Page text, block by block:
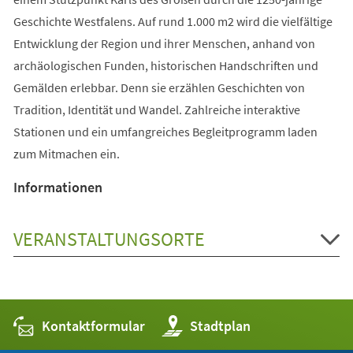
Geschichte Westfalens. Auf rund 1.000 m2 wird die vielfältige
Entwicklung der Region und ihrer Menschen, anhand von
archäologischen Funden, historischen Handschriften und
Gemälden erlebbar. Denn sie erzählen Geschichten von
Tradition, Identität und Wandel. Zahlreiche interaktive
Stationen und ein umfangreiches Begleitprogramm laden
zum Mitmachen ein.
Informationen
VERANSTALTUNGSORTE
Kontaktformular Stadtplan
(Öffnet
in